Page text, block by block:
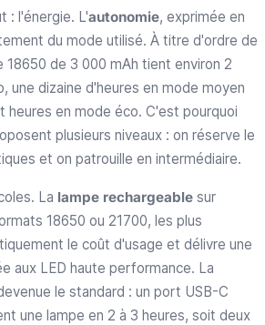
: l'énergie. L'autonomie, exprimée en
du mode utilisé. À titre d'ordre de
18650 de 3 000 mAh tient environ 2
une dizaine d'heures en mode moyen
heures en mode éco. C'est pourquoi
plusieurs niveaux : on réserve le
et on patrouille en intermédiaire.
La lampe rechargeable sur
18650 ou 21700, les plus
le coût d'usage et délivre une
aux LED haute performance. La
le standard : un port USB-C
une lampe en 2 à 3 heures, soit deux